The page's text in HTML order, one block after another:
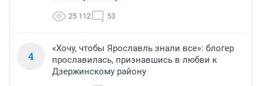
25 112 53
4
«Хочу, чтобы Ярославль знали все»: блогер
прославилась, признавшись в любви к
Дзержинскому району